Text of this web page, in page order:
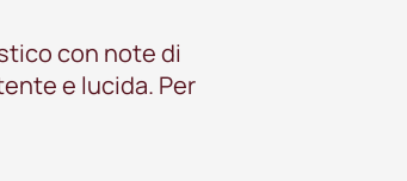
con note di
e lucida. Per